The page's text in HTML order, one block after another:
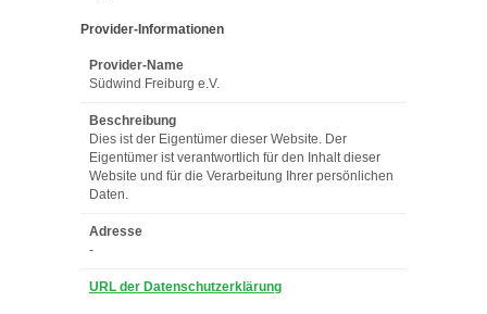
Provider-Informationen
Provider-Name
Südwind Freiburg e.V.
Beschreibung
Dies ist der Eigentümer dieser Website. Der
Eigentümer ist verantwortlich für den Inhalt dieser
Website und für die Verarbeitung Ihrer persönlichen
Daten.
Adresse
-
URL der Datenschutzerklärung